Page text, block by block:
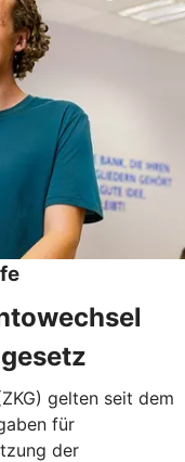
gelten seit dem
für
der